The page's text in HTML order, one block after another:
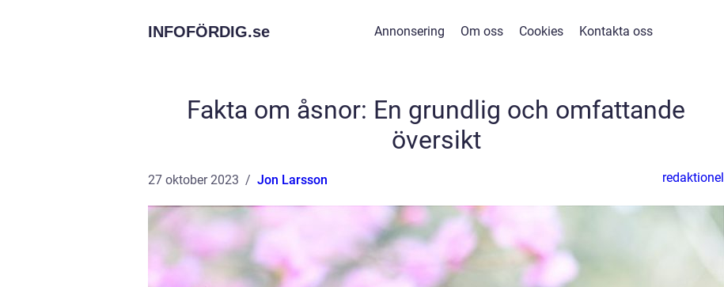
INFOFÖRDIG.se Annonsering Om oss Cookies Kontakta oss
Fakta om åsnor: En grundlig och omfattande
översikt
27 oktober 2023 Jon Larsson redaktionel